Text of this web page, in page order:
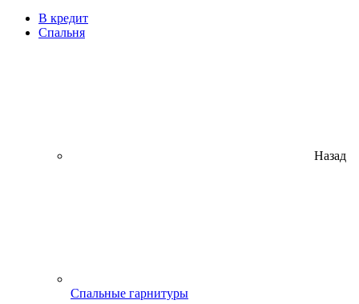
В кредит
Спальня
Назад
Спальные гарнитуры